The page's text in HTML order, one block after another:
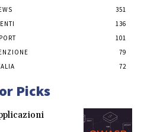
351
136
101
79
72
Picks